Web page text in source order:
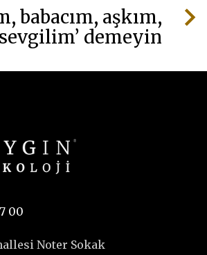
babacım, aşkım,
sevgilim’ demeyin
00
Noter Sokak